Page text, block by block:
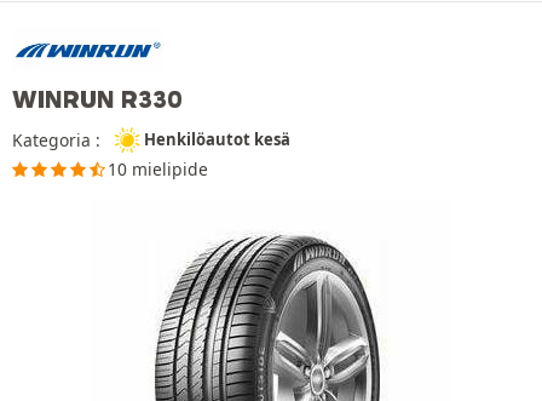
WINRUN R330
Kategoria : Henkilöautot kesä
10 mielipide